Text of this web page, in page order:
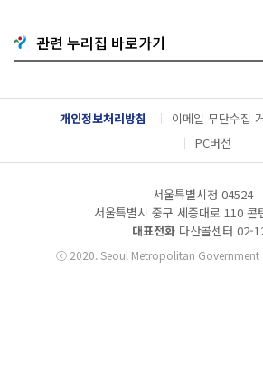
기
G
o
g
l
e
l
관련 누리집 바로가기
개인정보처리방침 이메일 무단수집
PC버전
서울특별시청 04524
서울특별시 중구 세종대로 110 콘
대표전화 다산콜센터 02-
ⓒ2020. Seoul Metropolitan Government